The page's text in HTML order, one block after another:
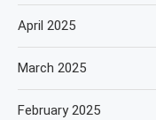
April 2025
March 2025
February 2025